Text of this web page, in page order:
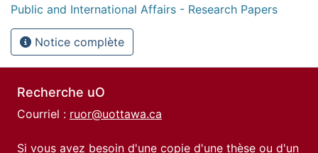
Public and International Affairs - Research Papers
Notice complète
Recherche uO
Courriel : ruor@uottawa.ca
Si vous avez besoin d'une copie d'une thèse ou d'un